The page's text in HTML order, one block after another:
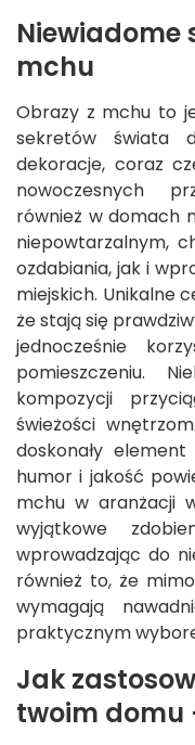
Niewiadome
mchu
Obrazy z mchu to
sekretów świata
dekoracje, coraz
nowoczesnych
również w domach
niepowtarzalnym,
ozdabiania, jak i
miejskich. Unikalne
że stają się
jednocześnie
pomieszczeniu.
kompozycji
świeżości
doskonały
humor i jakość
mchu w aranżacji
wyjątkowe
wprowadzając do
również to, że
wymagają
praktycznym
Jak
twoim domu